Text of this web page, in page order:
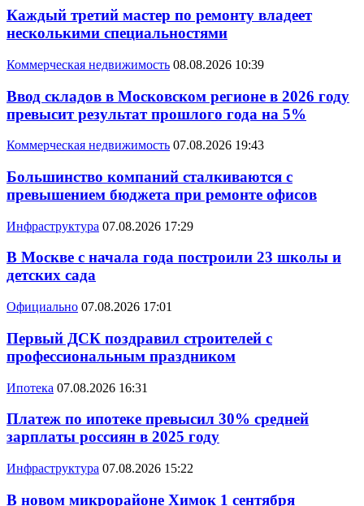
Каждый третий мастер по ремонту владеет
несколькими специальностями
Коммерческая недвижимость 08.08.2026 10:39
Ввод складов в Московском регионе в 2026 году
превысит результат прошлого года на 5%
Коммерческая недвижимость 07.08.2026 19:43
Большинство компаний сталкиваются с
превышением бюджета при ремонте офисов
Инфраструктура 07.08.2026 17:29
В Москве с начала года построили 23 школы и
детских сада
Официально 07.08.2026 17:01
Первый ДСК поздравил строителей с
профессиональным праздником
Ипотека 07.08.2026 16:31
Платеж по ипотеке превысил 30% средней
зарплаты россиян в 2025 году
Инфраструктура 07.08.2026 15:22
В новом микрорайоне Химок 1 сентября